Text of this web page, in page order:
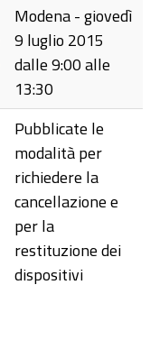
Modena - giovedì
9 luglio 2015
dalle 9:00 alle
13:30
Pubblicate le
modalità per
richiedere la
cancellazione e
per la
restituzione dei
dispositivi